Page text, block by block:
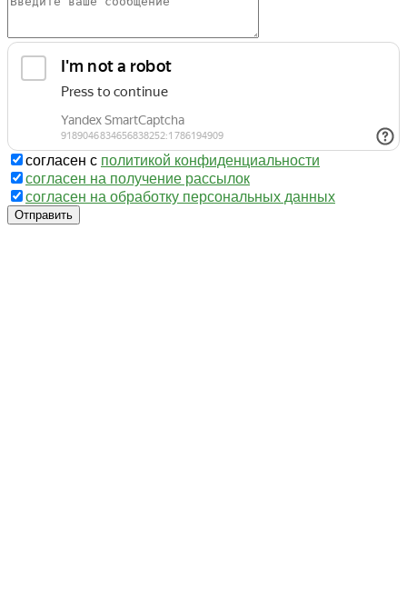
согласен с политикой конфиденциальности
согласен на получение рассылок
согласен на обработку персональных данных
Отправить